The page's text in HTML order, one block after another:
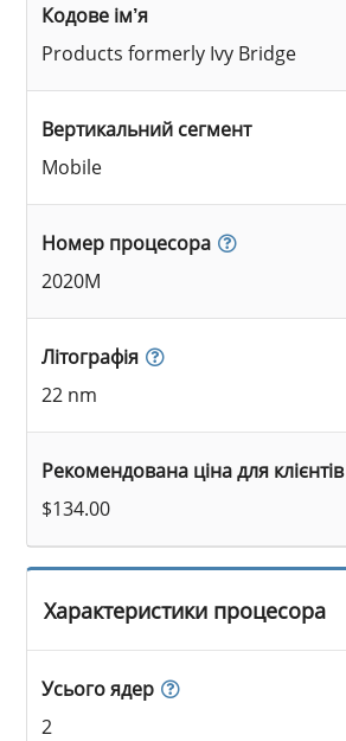
Кодове ім’я
Products formerly Ivy Bridge
Вертикальний сегмент
Mobile
Номер процесора
2020M
Літографія
22 nm
Рекомендована ціна для клієнтів
$134.00
Характеристики процесора
Усього ядер
2